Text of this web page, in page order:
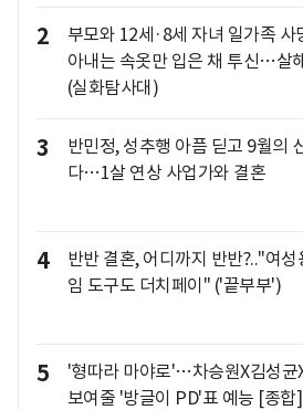
2
부모와 12세·8세 자녀 일가족 사
아내는 속옷만 입은 채 투신…살
(실화탐사대)
3
반민정, 성추행 아픔 딛고 9월의
다…1살 연상 사업가와 결혼
4
반반 결혼, 어디까지 반반?.."여성
임 도구도 더치페이" ('끝부부')
5
'형따라 마야로'…차승원X김성균
보여줄 '방글이 PD'표 예능 [종합]